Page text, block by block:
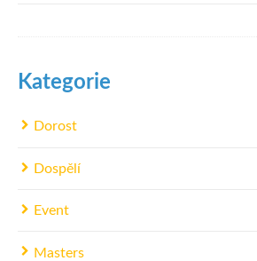
Kategorie
Dorost
Dospělí
Event
Masters